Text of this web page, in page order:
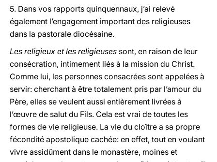
5. Dans vos rapports quinquennaux, j’ai relevé
également l’engagement important des religieuses
dans la pastorale diocésaine.
Les religieux et les religieuses sont, en raison de leur
consécration, intimement liés à la mission du Christ.
Comme lui, les personnes consacrées sont appelées à
servir: cherchant à être totalement pris par l’amour du
Père, elles se veulent aussi entièrement livrées à
l’œuvre de salut du Fils. Cela est vrai de toutes les
formes de vie religieuse. La vie du cloître a sa propre
fécondité apostolique cachée: en effet, tout en voulant
vivre assidûment dans le monastère, moines et